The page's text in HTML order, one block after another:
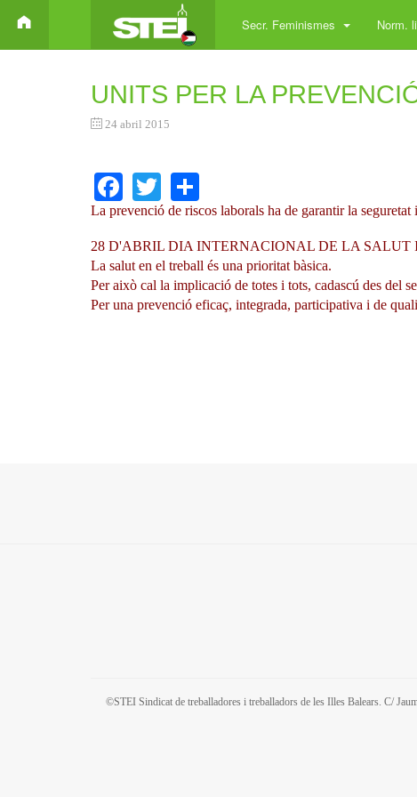
Secr. Feminismes Norm.
UNITS PER LA
24 abril 2015
Facebook
Twitter
La prevenció de riscos laborals ha de garantir la seguretat
28 D'ABRIL DIA INTERNACIONAL DE LA SALUT
La salut en el treball és una prioritat bàsica.
Per això cal la implicació de totes i tots, cadascú des del
Per una prevenció eficaç, integrada, participativa i de
©STEI Sindicat de treballadores i treballadors de les Illes Balears. C/